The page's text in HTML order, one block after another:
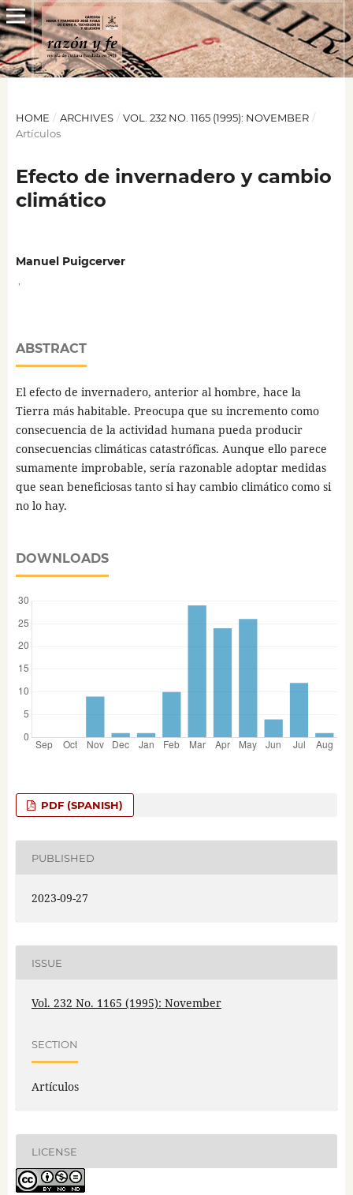
HOME / ARCHIVES / VOL. 232 NO. 1165 (1995): NOVEMBER /
Artículos
Efecto de invernadero y cambio
climático
Manuel Puigcerver
ABSTRACT
El efecto de invernadero, anterior al hombre, hace la
Tierra más habitable. Preocupa que su incremento como
consecuencia de la actividad humana pueda producir
consecuencias climáticas catastróficas. Aunque ello parece
sumamente improbable, sería razonable adoptar medidas
que sean beneficiosas tanto si hay cambio climático como si
no lo hay.
DOWNLOADS
PDF (SPANISH)
PUBLISHED
2023-09-27
ISSUE
Vol. 232 No. 1165 (1995): November
SECTION
Artículos
LICENSE